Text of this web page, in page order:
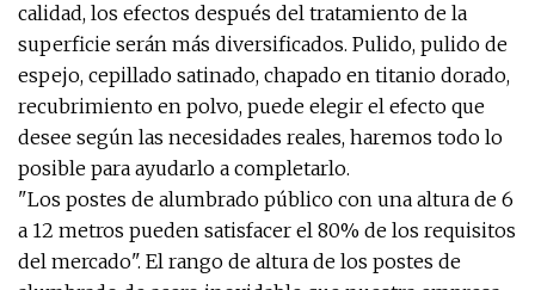
calidad, los efectos después del tratamiento de la
superficie serán más diversificados. Pulido, pulido de
espejo, cepillado satinado, chapado en titanio dorado,
recubrimiento en polvo, puede elegir el efecto que
desee según las necesidades reales, haremos todo lo
posible para ayudarlo a completarlo.
"Los postes de alumbrado público con una altura de 6
a 12 metros pueden satisfacer el 80% de los requisitos
del mercado". El rango de altura de los postes de